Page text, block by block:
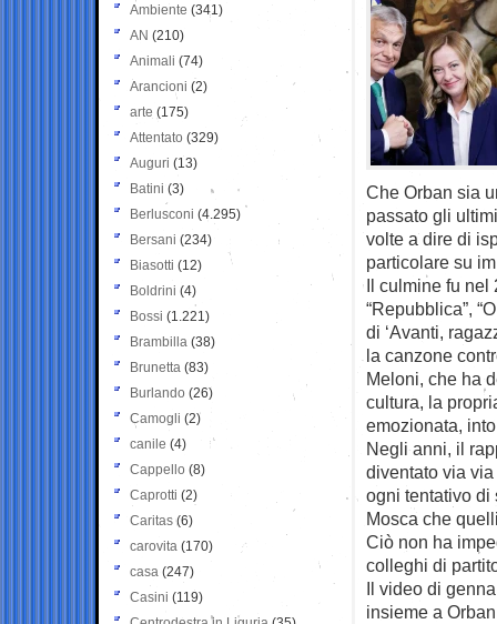
Che Orban sia
passato gli
volte a dire di
particolare su
Il culmine fu nel
“Repubblica”,
di ‘Avanti,
la canzone
Meloni, che ha
cultura, la
emozionata,
Negli anni, il
diventato via
ogni tentativo di
Mosca che
Ciò non ha
colleghi di
Il video di
insieme a
Ambiente (341)
AN (210)
Animali (74)
Arancioni (2)
arte (175)
Attentato (329)
Auguri (13)
Batini (3)
Berlusconi (4.295)
Bersani (234)
Biasotti (12)
Boldrini (4)
Bossi (1.221)
Brambilla (38)
Brunetta (83)
Burlando (26)
Camogli (2)
canile (4)
Cappello (8)
Caprotti (2)
Caritas (6)
carovita (170)
casa (247)
Casini (119)